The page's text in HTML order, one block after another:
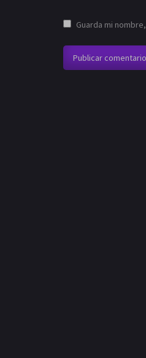
Guarda mi